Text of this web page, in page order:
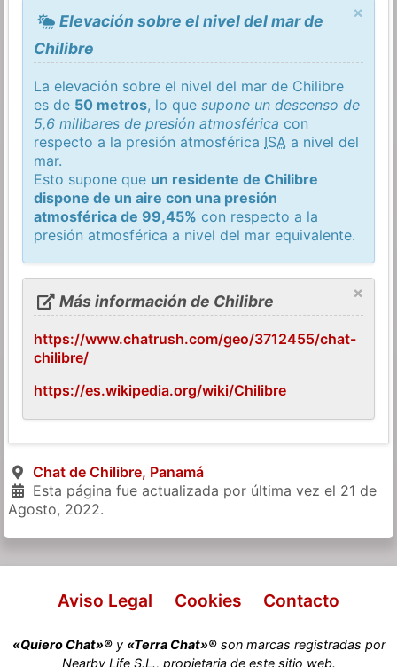
×
Elevación sobre el nivel del mar de
Chilibre
La elevación sobre el nivel del mar de Chilibre
es de 50 metros, lo quesupone un descenso de
5,6 milibares de presión atmosférica con
respecto a la presión atmosférica ISA a nivel del
mar.
Esto supone que un residente de Chilibre
dispone de un aire con una presión
atmosférica de 99,45% con respecto a la
presión atmosférica a nivel del mar equivalente.
×
Más información de Chilibre
https://www.chatrush.com/geo/3712455/chat-
chilibre/
https://es.wikipedia.org/wiki/Chilibre
Chat de Chilibre, Panamá
Esta página fue actualizada por última vez el 21 de
Agosto, 2022.
Aviso Legal Cookies Contacto
«Quiero Chat»®y «Terra Chat»®son marcas registradas por
Nearby Life S.L., propietaria de este sitio web.